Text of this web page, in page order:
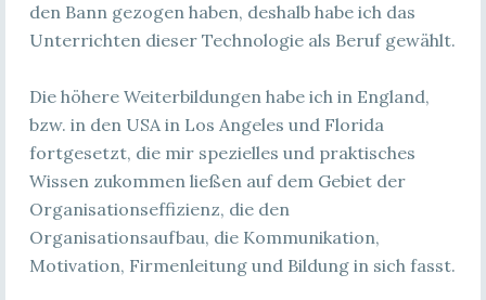
den Bann gezogen haben, deshalb habe ich das
Unterrichten dieser Technologie als Beruf gewählt.
Die höhere Weiterbildungen habe ich in England,
bzw. in den USA in Los Angeles und Florida
fortgesetzt, die mir spezielles und praktisches
Wissen zukommen ließen auf dem Gebiet der
Organisationseffizienz, die den
Organisationsaufbau, die Kommunikation,
Motivation, Firmenleitung und Bildung in sich fasst.